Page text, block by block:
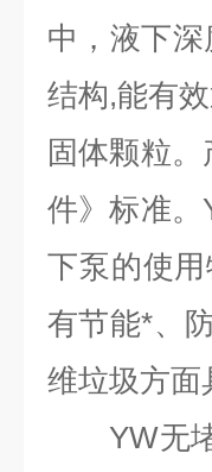
中，液下
结构,能有
固体颗粒
件》标准
下泵的使
有节能*、
维垃圾方面
YW无堵